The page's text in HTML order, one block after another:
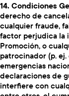
14. Condiciones
derecho de
cualquier fraude,
factor perjudica la
Promoción, o
patrocinador (p.
emergencias
declaraciones de
interfiere con